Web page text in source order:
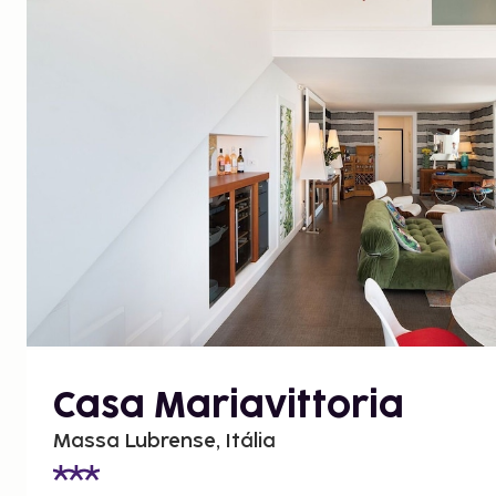
Casa Mariavittoria
Massa Lubrense, Itália